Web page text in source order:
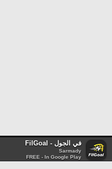
في الجول - FilGoal
Sarmady
FREE - In Google Play